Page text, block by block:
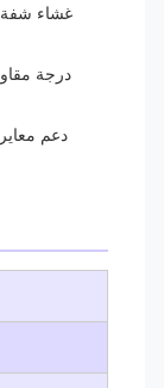
درجة مقاومة
دعم معايرة